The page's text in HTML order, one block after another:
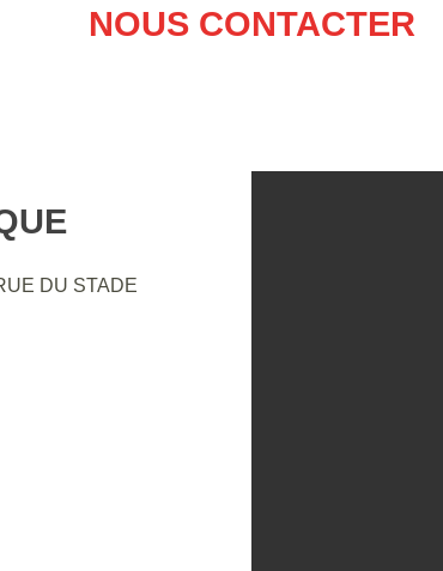
NOUS CONTACTER
DU STADE